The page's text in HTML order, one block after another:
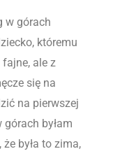
w górach
któremu
ale z
się na
na pierwszej
byłam
była to zima,